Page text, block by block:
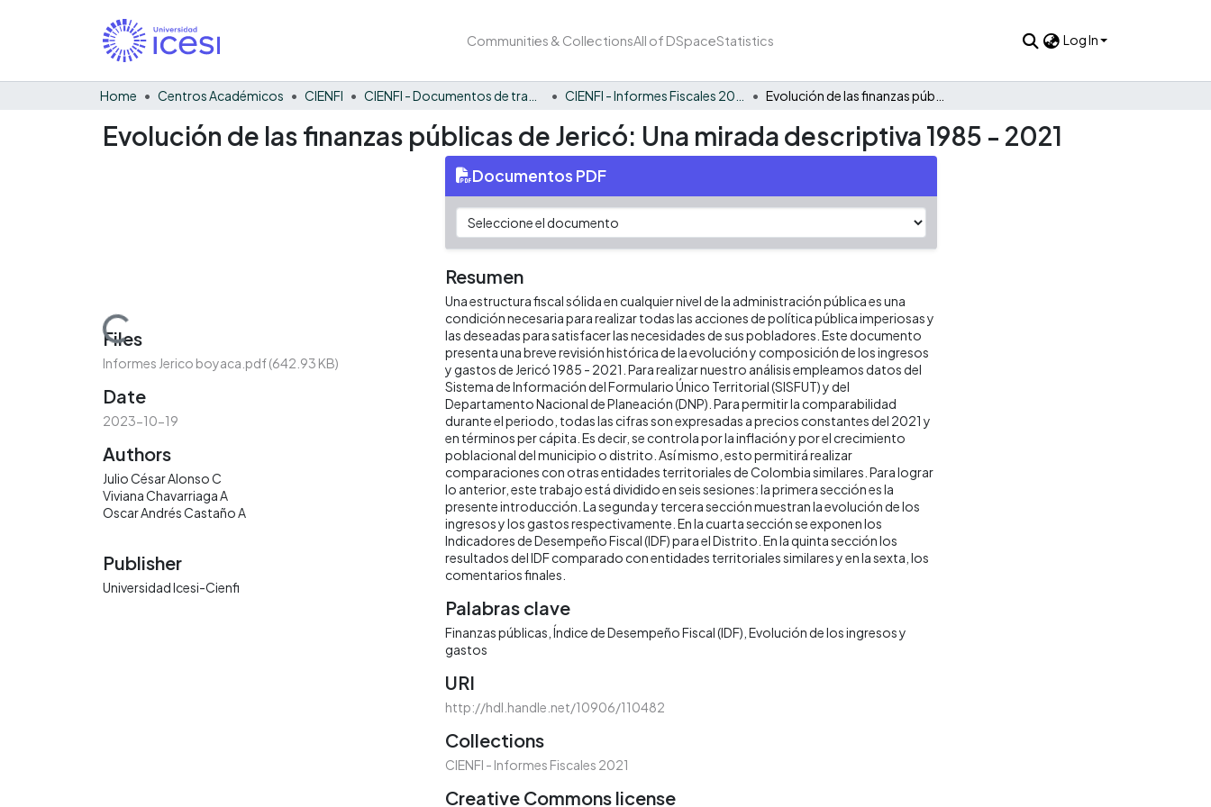
Communities & CollectionsAll of DSpaceStatistics Log In
Home Centros Académicos CIENFI
Evolución de las finanzas públicas de Jericó: Una mirada descriptiva 1985 - 2021
Loading...
Files
Informes Jerico boyaca.pdf(642.93 KB)
Date
2023-10-19
Authors
Julio César Alonso C
Viviana Chavarriaga A
Oscar Andrés Castaño A
Publisher
Universidad Icesi-Cienfi
Documentos PDF
Resumen
Una estructura fiscal sólida en cualquier nivel de la administración pública es una
condición necesaria para realizar todas las acciones de política pública imperiosas y
las deseadas para satisfacer las necesidades de sus pobladores. Este documento
presenta una breve revisión histórica de la evolución y composición de los ingresos
y gastos de Jericó 1985 - 2021. Para realizar nuestro análisis empleamos datos del
Sistema de Información del Formulario Único Territorial (SISFUT) y del
Departamento Nacional de Planeación (DNP). Para permitir la comparabilidad
durante el periodo, todas las cifras son expresadas a precios constantes del 2021 y
en términos per cápita. Es decir, se controla por la inflación y por el crecimiento
poblacional del municipio o distrito. Así mismo, esto permitirá realizar
comparaciones con otras entidades territoriales de Colombia similares. Para lograr
lo anterior, este trabajo está dividido en seis sesiones: la primera sección es la
presente introducción. La segunda y tercera sección muestran la evolución de los
ingresos y los gastos respectivamente. En la cuarta sección se exponen los
Indicadores de Desempeño Fiscal (IDF) para el Distrito. En la quinta sección los
resultados del IDF comparado con entidades territoriales similares y en la sexta, los
comentarios finales.
Palabras clave
Finanzas públicas Índice de Desempeño Fiscal (IDF) Evolución de los ingresos y
gastos
URI
http://hdl.handle.net/10906/110482
Collections
CIENFI - Informes Fiscales 2021
Creative Commons license